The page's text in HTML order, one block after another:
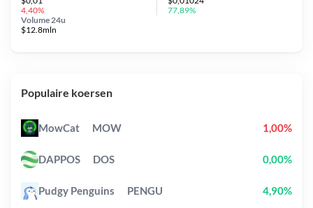
4,40%
Volume 24u
$12.8mln
77,89%
Populaire koersen
MowCat MOW 1,00%
DAPPOS DOS 0,00%
Pudgy Penguins PENGU 4,90%